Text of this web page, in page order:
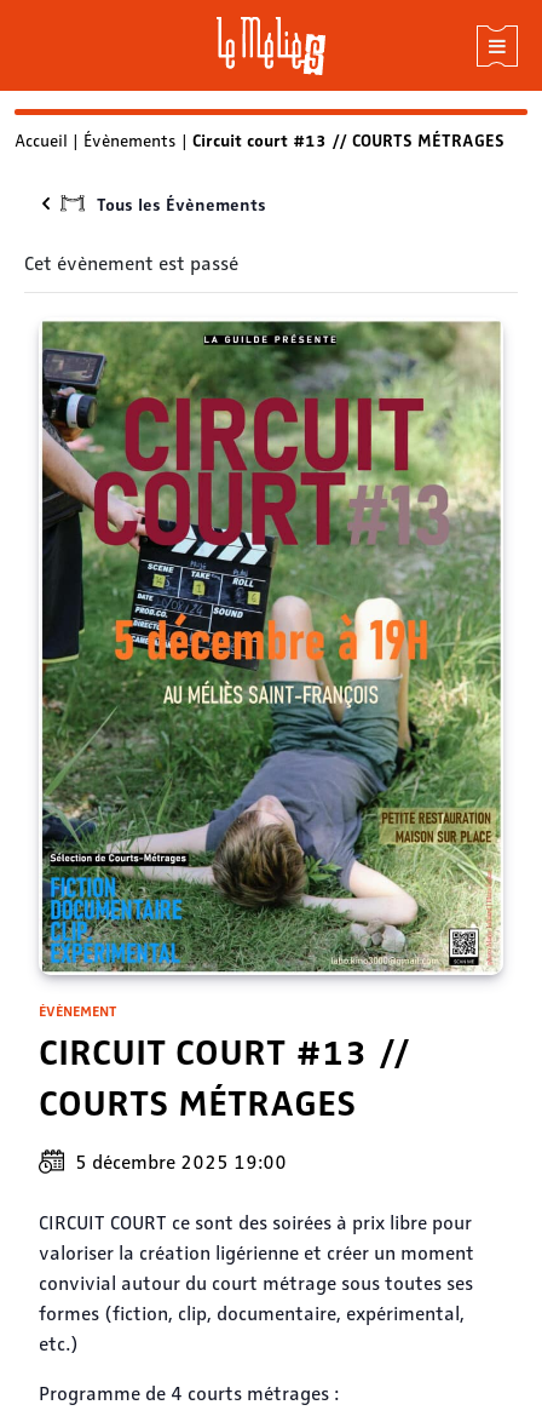
Skip
content
Accueil | Évènements | Circuit court #13 // COURTS MÉTRAGES
Tous les Évènements
Cet évènement est passé
ÉVÈNEMENT
CIRCUIT COURT #13 //
COURTS MÉTRAGES
5 décembre 2025 19:00
CIRCUIT COURT ce sont des soirées à prix libre pour
valoriser la création ligérienne et créer un moment
convivial autour du court métrage sous toutes ses
formes (fiction, clip, documentaire, expérimental,
etc.)
Programme de 4 courts métrages :